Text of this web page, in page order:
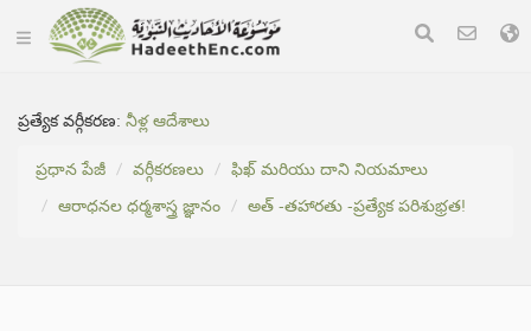
ప్రత్యేక వర్గీకరణ:నీళ్ల ఆదేశాలు
ప్రధాన పేజీ
వర్గీకరణలు
ఫిఖ్ మరియు దాని నియమాలు
ఆరాధనల ధర్మశాస్త్ర జ్ఞానం
అత్ -తహారతు -ప్రత్యేక పరిశుభ్రత!